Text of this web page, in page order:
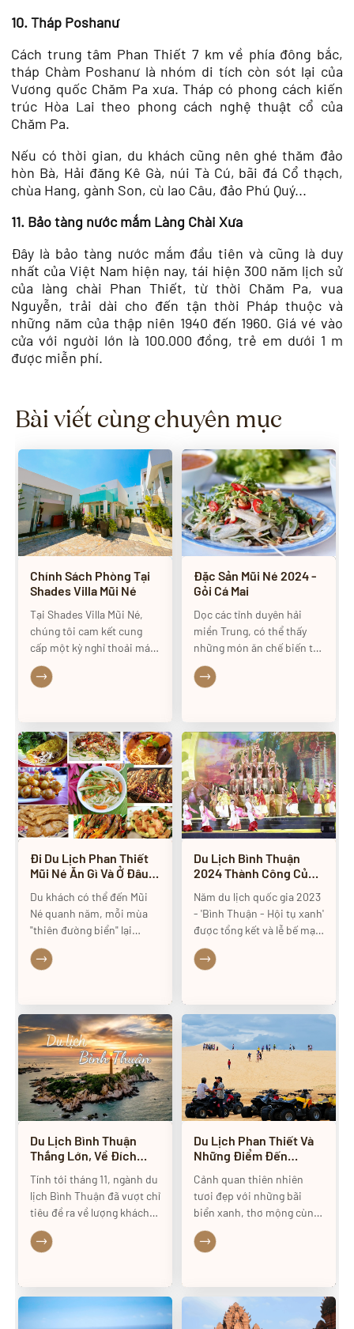
10. Tháp Poshanư
Cách trung tâm Phan Thiết 7 km về phía đông bắc,
tháp Chàm Poshanư là nhóm di tích còn sót lại của
Vương quốc Chăm Pa xưa. Tháp có phong cách kiến
trúc Hòa Lai theo phong cách nghệ thuật cổ của
Chăm Pa.
Nếu có thời gian, du khách cũng nên ghé thăm đảo
hòn Bà, Hải đăng Kê Gà, núi Tà Cú, bãi đá Cổ thạch,
chùa Hang, gành Son, cù lao Câu, đảo Phú Quý...
11. Bảo tàng nước mắm Làng Chài Xưa
Đây là bảo tàng nước mắm đầu tiên và cũng là duy
nhất của Việt Nam hiện nay, tái hiện 300 năm lịch sử
của làng chài Phan Thiết, từ thời Chăm Pa, vua
Nguyễn, trải dài cho đến tận thời Pháp thuộc và
những năm của thập niên 1940 đến 1960. Giá vé vào
cửa với người lớn là 100.000 đồng, trẻ em dưới 1 m
được miễn phí.
Bài viết cùng chuyên mục
Chính Sách Phòng Tại
Shades Villa Mũi Né
Tại Shades Villa Mũi Né,
chúng tôi cam kết cung
cấp một kỳ nghỉ thoải mái
và tiện nghi nhất cho tất cả
các khách hàng. Để đảm
lòng tham khảo các chính
sách phòng của chúng tôi
như sau
Đặc Sản Mũi Né 2024 -
Gỏi Cá Mai
Dọc các tỉnh duyên hải
miền Trung, có thể thấy
những món ăn chế biến từ
hải sản vô cùng phong
phú, đặc biệt là các món
niềm tự hào về đặc sản du
lịch của người dân nơi đây
bởi hương vị đặc biệt và
cách chế biến công phu.
Trong bài viết này chúng ta
hãy cùng tìm hiểu về món
ăn đặc sắc này nhé.
Đi Du Lịch Phan Thiết
Mũi Né Ăn Gì Và Ở Đâu
Du khách có thể đến Mũi
Né quanh năm, mỗi mùa
"thiên đường biển" lại
mang một vẻ đẹp khác
nhau. Từ tháng 4 đến
nước biển trong xanh và
mát lành.
Du Lịch Bình Thuận
2024 Thành Công Của
2023 Tạo Bứt Phá Mạnh
Mẽ Cho Du Lịch
Năm du lịch quốc gia 2023
- 'Bình Thuận - Hội tụ xanh'
được tổng kết và lễ bế mạc
sẽ diễn ra tối 27.12 tại
TP.Phan Thiết. Báo Thanh
Thuận Đoàn Anh Dũng về
sự thành công của sự kiện
này.
Du Lịch Bình Thuận
Thắng Lớn, Về Đích
Tính tới tháng 11, ngành du
lịch Bình Thuận đã vượt chỉ
tiêu đề ra về lượng khách
du lịch trong năm 2023,
khách nước ngoài ghi nhận
Du Lịch Phan Thiết Và
Những Điểm Đến
Cảnh quan thiên nhiên
tươi đẹp với những bãi
biển xanh, thơ mộng cùng
giá cả phải chăng, Du lịch
Phan Thiết - Mũi Né đang
trong và ngoài nước. Nằm
trong vùng nhiệt đới, ít